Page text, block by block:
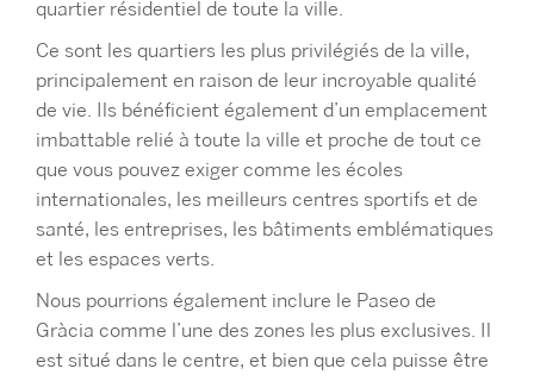
quartier résidentiel de toute la ville.
Ce sont les quartiers les plus privilégiés de la ville,
principalement en raison de leur incroyable qualité
de vie. Ils bénéficient également d’un emplacement
imbattable relié à toute la ville et proche de tout ce
que vous pouvez exiger comme les écoles
internationales, les meilleurs centres sportifs et de
santé, les entreprises, les bâtiments emblématiques
et les espaces verts.
Nous pourrions également inclure le Paseo de
Gràcia comme l’une des zones les plus exclusives. Il
est situé dans le centre, et bien que cela puisse être